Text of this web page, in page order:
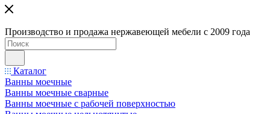
Производство и продажа нержавеющей мебели с 2009 года
Каталог
Ванны моечные
Ванны моечные сварные
Ванны моечные с рабочей поверхностью